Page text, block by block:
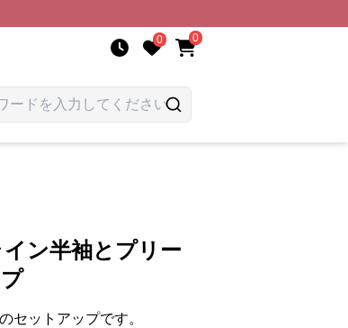
0 0
ン半袖とプリー
セットアップです。